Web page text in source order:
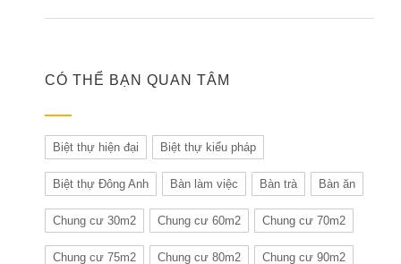
CÓ THỂ BẠN QUAN TÂM
Biệt thự hiện đại Biệt thự kiểu pháp
Biệt thự Đông Anh Bàn làm việc Bàn trà Bàn ăn
Chung cư 30m2 Chung cư 60m2 Chung cư 70m2
Chung cư 75m2 Chung cư 80m2 Chung cư 90m2